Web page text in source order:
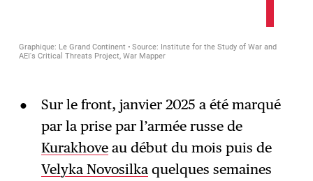
Sur le front, janvier 2025 a été marqué
par la prise par l’armée russe de
Kurakhoveau début du mois puis de
Velyka Novosilkaquelques semaines